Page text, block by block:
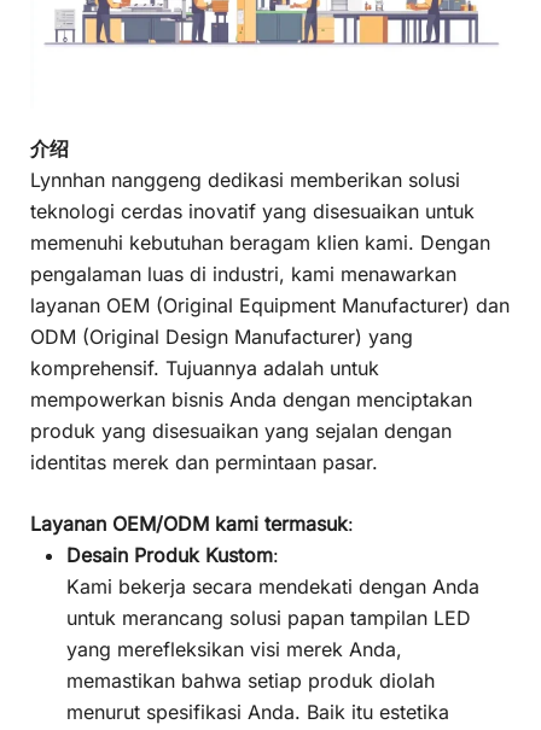
介绍
Lynnhan nanggeng dedikasi memberikan solusi
teknologi cerdas inovatif yang disesuaikan untuk
memenuhi kebutuhan beragam klien kami. Dengan
pengalaman luas di industri, kami menawarkan
layanan OEM (Original Equipment Manufacturer) dan
ODM (Original Design Manufacturer) yang
komprehensif. Tujuannya adalah untuk
mempowerkan bisnis Anda dengan menciptakan
produk yang disesuaikan yang sejalan dengan
identitas merek dan permintaan pasar.
Layanan OEM/ODM kami termasuk:
Desain Produk Kustom:
Kami bekerja secara mendekati dengan Anda
untuk merancang solusi papan tampilan LED
yang merefleksikan visi merek Anda,
memastikan bahwa setiap produk diolah
menurut spesifikasi Anda. Baik itu estetika